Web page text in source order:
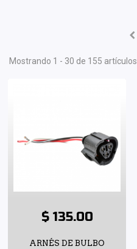
Mostrando 1 - 30 de 155 artículos
$ 135.00
ARNÉS DE BULBO